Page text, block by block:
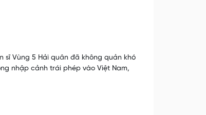
sĩ Vùng 5 Hải quân đã không quản khó
nhập cảnh trái phép vào Việt Nam,